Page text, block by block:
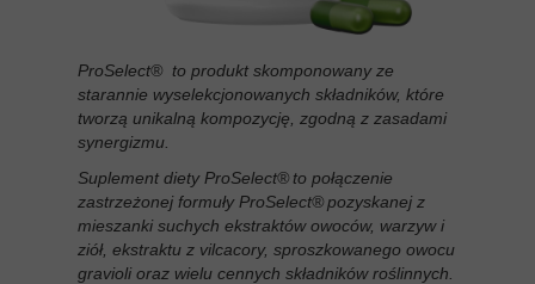
ProSelect® to produkt skomponowany ze
starannie wyselekcjonowanych składników, które
tworzą unikalną kompozycję, zgodną z zasadami
synergizmu.
Suplement diety ProSelect® to połączenie
zastrzeżonej formuły ProSelect® pozyskanej z
mieszanki suchych ekstraktów owoców, warzyw i
ziół, ekstraktu z vilcacory, sproszkowanego owocu
gravioli oraz wielu cennych składników roślinnych.